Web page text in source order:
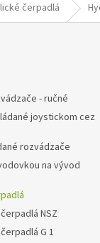
čerpadlá
- ručné
joystickom cez
rozvádzače
na vývod
NSZ
G 1